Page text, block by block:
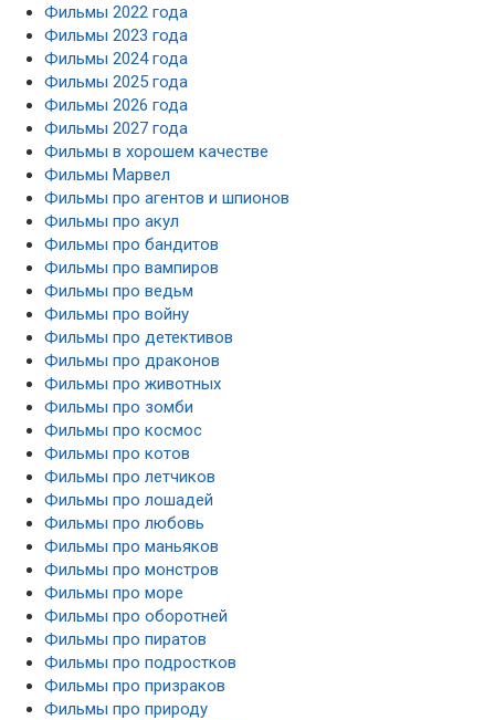
Фильмы 2022 года
Фильмы 2023 года
Фильмы 2024 года
Фильмы 2025 года
Фильмы 2026 года
Фильмы 2027 года
Фильмы в хорошем качестве
Фильмы Марвел
Фильмы про агентов и шпионов
Фильмы про акул
Фильмы про бандитов
Фильмы про вампиров
Фильмы про ведьм
Фильмы про войну
Фильмы про детективов
Фильмы про драконов
Фильмы про животных
Фильмы про зомби
Фильмы про космос
Фильмы про котов
Фильмы про летчиков
Фильмы про лошадей
Фильмы про любовь
Фильмы про маньяков
Фильмы про монстров
Фильмы про море
Фильмы про оборотней
Фильмы про пиратов
Фильмы про подростков
Фильмы про призраков
Фильмы про природу